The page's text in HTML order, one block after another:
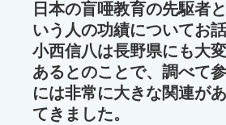
日本の盲唖教育の先駆者
いう人の功績についてお
小西信八は長野県にも大
あるとのことで、調べて
には非常に大きな関連が
てきました。